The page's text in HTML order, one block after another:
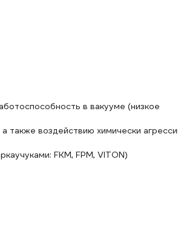
в вакууме (низкое
также воздействию химически
FKM, FPM, VITON)